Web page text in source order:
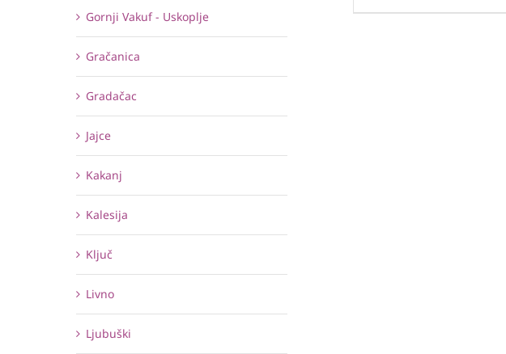
Gornji Vakuf - Uskoplje
Gračanica
Gradačac
Jajce
Kakanj
Kalesija
Ključ
Livno
Ljubuški